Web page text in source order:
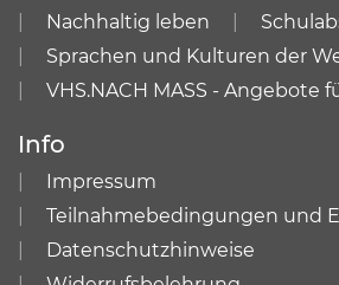
Nachhaltig leben
Sprachen und Kulturen der
VHS.NACH MASS - Angebote
Info
Impressum
Teilnahmebedingungen und
Datenschutzhinweise